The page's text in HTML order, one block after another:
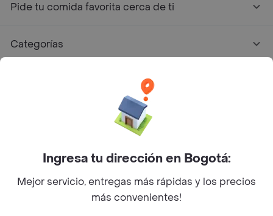
Pide tu comida favorita cerca de ti
Categorías
Facebook
Twitter
Instagram
©2026Rappi Inc. All rights reserved.
Ingresa tu dirección en Bogotá:
Mejor servicio, entregas más rápidas y los precios
más convenientes!